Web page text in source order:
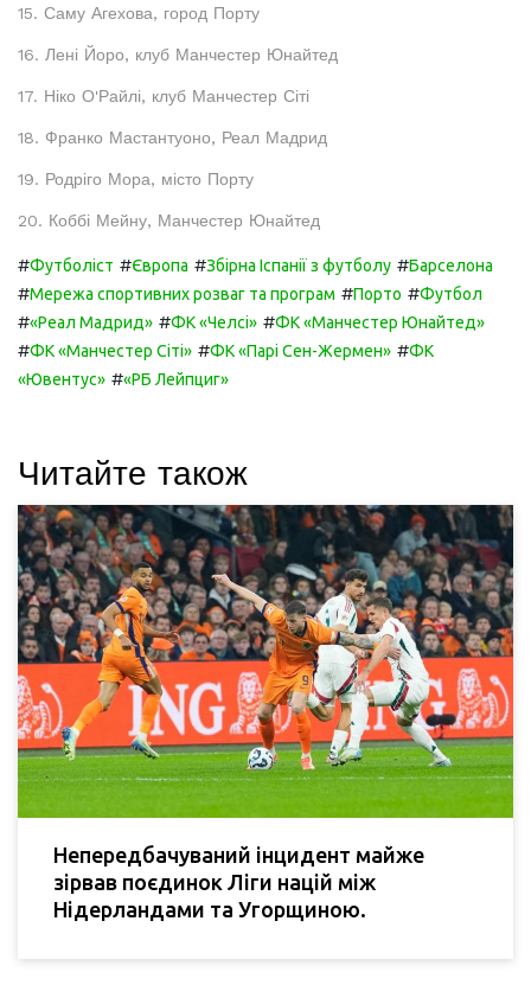
15. Саму Агехова, город Порту
16. Лені Йоро, клуб Манчестер Юнайтед
17. Ніко О'Райлі, клуб Манчестер Сіті
18. Франко Мастантуоно, Реал Мадрид
19. Родріго Мора, місто Порту
20. Коббі Мейну, Манчестер Юнайтед
#Футболіст #Європа #Збірна Іспанії з футболу #Барселона
#Мережа спортивних розваг та програм #Порто #Футбол
#«Реал Мадрид» #ФК «Челсі» #ФК «Манчестер Юнайтед»
#ФК «Манчестер Сіті» #ФК «Парі Сен-Жермен» #ФК
«Ювентус» #«РБ Лейпциг»
Читайте також
Непередбачуваний інцидент майже
зірвав поєдинок Ліги націй між
Нідерландами та Угорщиною.